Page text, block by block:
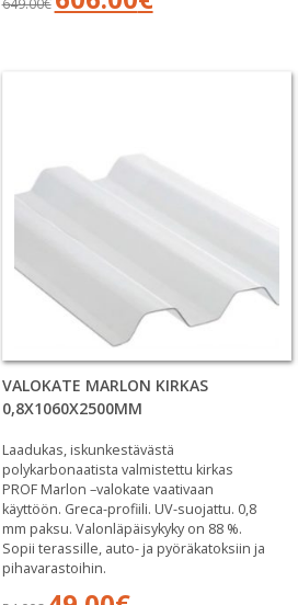
hinta
hinta
VALOKATE MARLON KIRKAS
0,8X1060X2500MM
Laadukas, iskunkestävästä
polykarbonaatista valmistettu kirkas
PROF Marlon –valokate vaativaan
käyttöön. Greca-profiili. UV-suojattu. 0,8
mm paksu. Valonläpäisykyky on 88 %.
Sopii terassille, auto- ja pyöräkatoksiin ja
pihavarastoihin.
AlkuperäinenNykyinen